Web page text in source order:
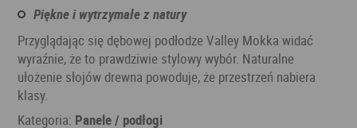
Piękne i wytrzymałe z natury
Przyglądając się dębowej podłodze Valley Mokka widać
wyraźnie, że to prawdziwie stylowy wybór. Naturalne
ułożenie słojów drewna powoduje, że przestrzeń nabiera
klasy.
Kategoria: Panele / podłogi